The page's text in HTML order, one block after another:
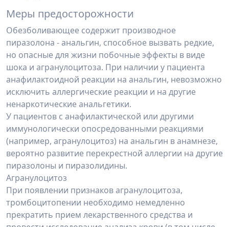
Меры предосторожности
Обезболивающее содержит производное
пиразолона - анальгин, способное вызвать редкие,
но опасные для жизни побочные эффекты в виде
шока и агранулоцитоза. При наличии у пациента
анафилактоидной реакции на анальгин, невозможно
исключить аллергические реакции и на другие
ненаркотические анальгетики.
У пациентов с анафилактической или другими
иммунологически опосредованными реакциями
(например, агранулоцитоз) на анальгин в анамнезе,
вероятно развитие перекрестной аллергии на другие
пиразолоны и пиразолидины.
Агранулоцитоз
При появлении признаков агранулоцитоза,
тромбоцитопении необходимо немедленно
прекратить прием лекарственного средства и